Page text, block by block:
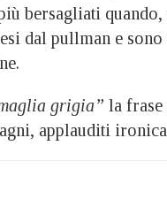
bersagliati
dal pullman e
grigia” la
applauditi